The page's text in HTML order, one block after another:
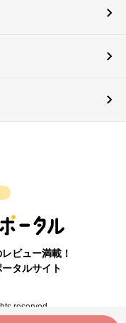
ビュー満載！
タルサイト
reserved.